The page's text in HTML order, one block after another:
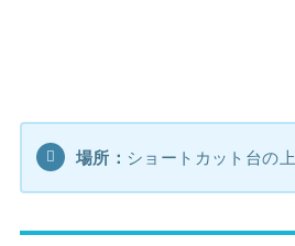
場所： ショートカット台の上